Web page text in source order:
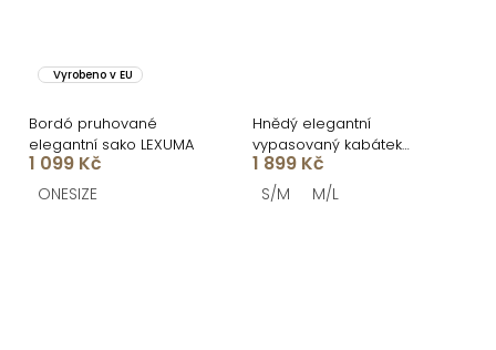
Vyrobeno v EU
Bordó pruhované
elegantní sako LEXUMA
1 099 Kč
ONESIZE
Hnědý elegantní
vypasovaný kabátek
RALORIEN
1 899 Kč
S/M M/L